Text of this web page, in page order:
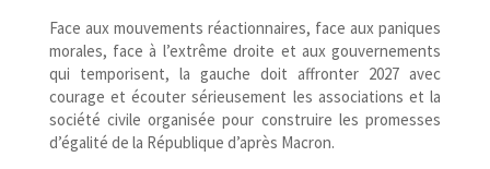
Face aux mouvements réactionnaires, face aux paniques
morales, face à l’extrême droite et aux gouvernements
qui temporisent, la gauche doit affronter 2027 avec
courage et écouter sérieusement les associations et la
société civile organisée pour construire les promesses
d’égalité de la République d’après Macron.